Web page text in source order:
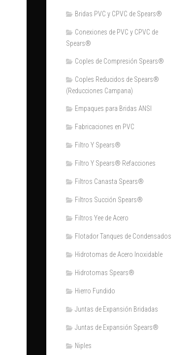
Bridas PVC y CPVC de Spears®
Conexiones de PVC y CPVC de
Spears®
Coples de Compresión Spears®
Coples Reducidos de Spears®
(Reducciones Campana)
Empaques para Bridas ANSI
Fabricaciones en PVC
Filtro Y Spears®
Filtro Y Spears® Refacciones
Filtros Canasta Spears®
Filtros Succión Spears®
Filtros Yee de Acero
Flotador Tanques de Condensados
Hidrotomas de Acero Inoxidable
Hidrotomas Spears®
Hierro Fundido
Juntas de Expansión Bridadas
Juntas de Expansión Spears®
Niples